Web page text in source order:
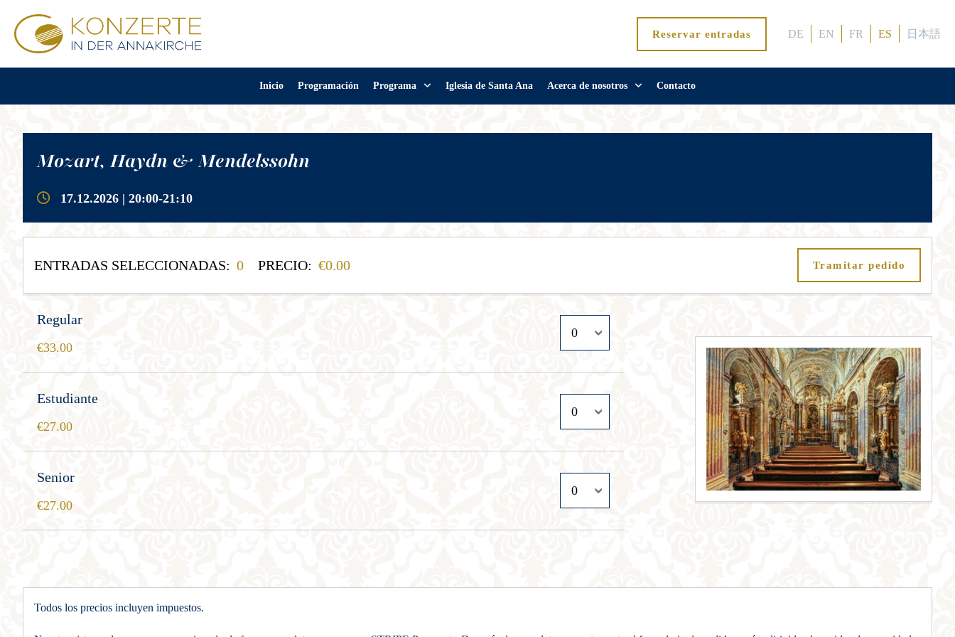
Reservar entradas DE EN FR ES 日本語
Inicio Programación Programa Iglesia de Santa Ana Acerca de nosotros Contacto
Mozart, Haydn & Mendelssohn
17.12.2026 | 20:00-21:10
ENTRADAS SELECCIONADAS: 0 PRECIO: 0.00 Tramitar pedido
Regular
33.00
Estudiante
27.00
Senior
27.00
Todos los precios incluyen impuestos.